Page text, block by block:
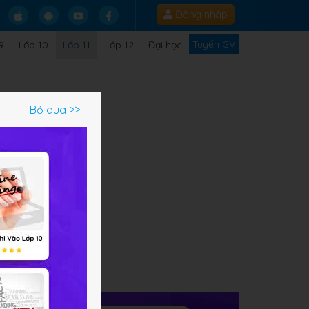
Đăng nhập
Lớp 10 Lớp 11 Lớp 12 Đại học Tuyển GV
Bỏ qua >>